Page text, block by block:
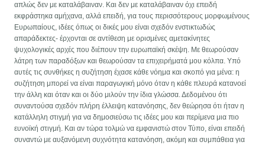
απλώς δεν με καταλάβαιναν. Και δεν με καταλάβαιναν όχι επειδή
εκφράστηκα αμήχανα, αλλά επειδή, για τους περισσότερους μορφωμένους
Ευρωπαίους, ιδέες όπως οι δικές μου είναι σχεδόν ενστικτωδώς
απαράδεκτες- έρχονται σε αντίθεση με ορισμένες αμετακίνητες
ψυχολογικές αρχές που διέπουν την ευρωπαϊκή σκέψη. Με θεωρούσαν
λάτρη των παραδόξων και θεωρούσαν τα επιχειρήματά μου κόλπα. Υπό
αυτές τις συνθήκες η συζήτηση έχασε κάθε νόημα και σκοπό για μένα: η
συζήτηση μπορεί να είναι παραγωγική μόνο όταν η κάθε πλευρά κατανοεί
την άλλη και όταν και οι δύο μιλούν την ίδια γλώσσα. Δεδομένου ότι
συναντούσα σχεδόν πλήρη έλλειψη κατανόησης, δεν θεώρησα ότι ήταν η
κατάλληλη στιγμή για να δημοσιεύσω τις ιδέες μου και περίμενα μια πιο
ευνοϊκή στιγμή. Και αν τώρα τολμώ να εμφανιστώ στον Τύπο, είναι επειδή
συναντώ με αυξανόμενη συχνότητα κατανόηση, ακόμη και συμπάθεια για